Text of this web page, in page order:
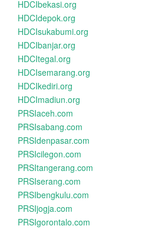
HDCIbekasi.org
HDCIdepok.org
HDCIsukabumi.org
HDCIbanjar.org
HDCItegal.org
HDCIsemarang.org
HDCIkediri.org
HDCImadiun.org
PRSIaceh.com
PRSIsabang.com
PRSIdenpasar.com
PRSIcilegon.com
PRSItangerang.com
PRSIserang.com
PRSIbengkulu.com
PRSIjogja.com
PRSIgorontalo.com